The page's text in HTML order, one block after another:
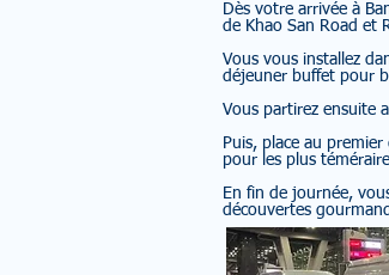
Dès votre arrivée à
de Khao San Road et
Vous vous installez
déjeuner buffet pour
Vous partirez ensuite
Puis, place au
pour les plus
En fin de journée,
découvertes